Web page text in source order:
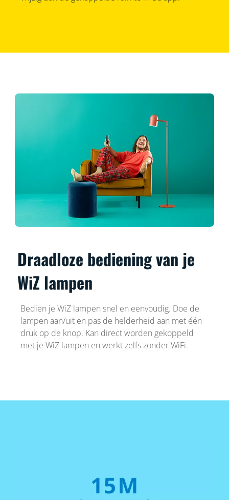
Draadloze bediening van je
WiZ lampen
Bedien je WiZ lampen snel en eenvoudig. Doe de
lampen aan/uit en pas de helderheid aan met één
druk op de knop. Kan direct worden gekoppeld
met je WiZ lampen en werkt zelfs zonder WiFi.